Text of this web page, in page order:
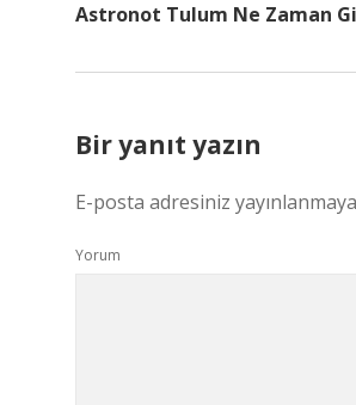
Astronot Tulum Ne Zaman
Bir yanıt yazın
E-posta adresiniz
Yorum